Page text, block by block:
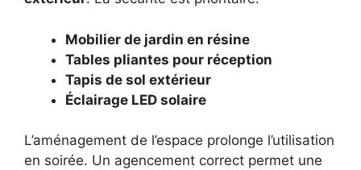
Mobilier de jardin en résine
Tables pliantes pour réception
Tapis de sol extérieur
Éclairage LED solaire
L’aménagement de l’espace prolonge l’utilisation
en soirée. Un agencement correct permet une